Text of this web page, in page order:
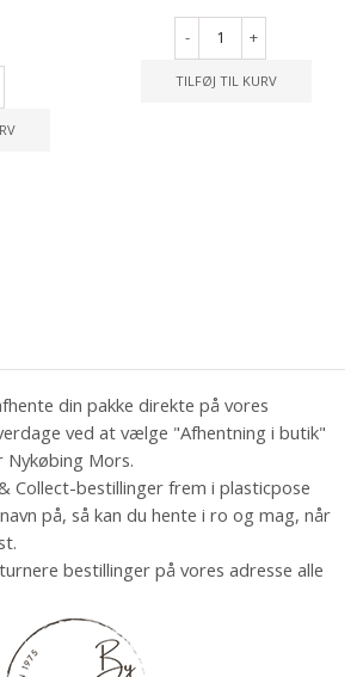
- +
TILFØJ TIL KURV
din pakke direkte på vores
ved at vælge "Afhentning i butik"
Nykøbing Mors.
Collect-bestillinger frem i plasticpose
på, så kan du hente i ro og mag, når
bestillinger på vores adresse alle